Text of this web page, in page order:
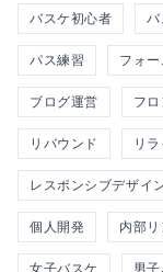
バスケ初心者
パス練習 フォー
ブログ運営 フ
リバウンド リラ
レスポンシブデザイ
個人開発 内部リ